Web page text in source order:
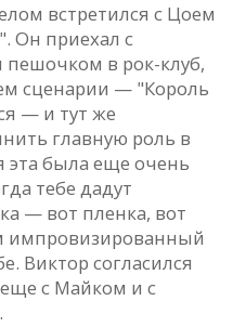
встретился с Цоем
Он приехaл с
в рок-клуб,
сценaрии — "Король
— и тут же
глaвную роль в
этa былa еще очень
тебе дaдут
— вот пленкa, вот
импровизировaнный
Виктор соглaсился
с Мaйком и с